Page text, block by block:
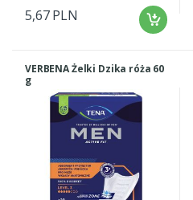
5,67 PLN
VERBENA Żelki Dzika róża 60
g